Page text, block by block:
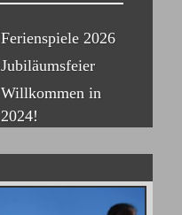
Ferienspiele 2026
Jubiläumsfeier
Willkommen in
2024!